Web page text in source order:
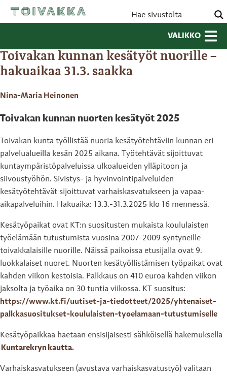
VALIKKO
Toivakan kunnan kesätyöt nuorille –
hakuaikaa 31.3. saakka
Nina-Maria Heinonen
Toivakan kunnan nuorten kesätyöt 2025
Toivakan kunta työllistää nuoria kesätyötehtäviin kunnan eri
palvelualueilla kesän 2025 aikana. Työtehtävät sijoittuvat
kuntaympäristöpalveluissa ulkoalueiden ylläpitoon ja
siivoustyöhön. Sivistys- ja hyvinvointipalveluiden
kesätyötehtävät sijoittuvat varhaiskasvatukseen ja vapaa-
aikapalveluihin. Hakuaika: 13.3.-31.3.2025 klo 16 mennessä.
Kesätyöpaikat ovat KT:n suositusten mukaista koululaisten
työelämään tutustumista vuosina 2007-2009 syntyneille
toivakkalaisille nuorille. Näissä paikoissa etusijalla ovat 9.
luokkalaiset nuoret. Nuorten kesätyöllistämisen työpaikat ovat
kahden viikon kestoisia. Palkkaus on 410 euroa kahden viikon
jaksolta ja työaika on 30 tuntia viikossa. KT suositus:
https://www.kt.fi/uutiset-ja-tiedotteet/2025/yhtenaiset-
palkkasuositukset-koululaisten-tyoelamaan-tutustumiselle
Kesätyöpaikkaa haetaan ensisijaisesti sähköisellä hakemuksella
Kuntarekryn kautta.
Varhaiskasvatukseen (avustava varhaiskasvatustyö) valitaan